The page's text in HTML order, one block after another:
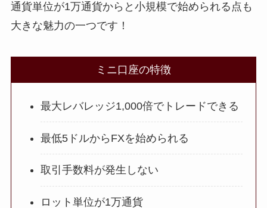
通貨単位が1万通貨からと小規模で始められる点も
大きな魅力の一つです！
ミニ口座の特徴
最大レバレッジ1,000倍でトレードできる
最低5ドルからFXを始められる
取引手数料が発生しない
ロット単位が1万通貨